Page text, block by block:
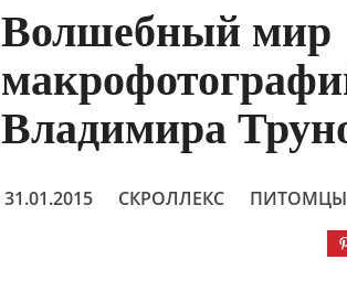
Волшебный мир
Владимира
31.01.2015 СКРОЛЛЕКС ПИТОМЦЫ